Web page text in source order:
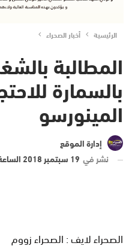
الرئيسية أخبار الصحراء
المطالبة
بالسمارة
المينورسو
إدارة الموقع
نشر في 19 سبتمبر 2018 الساعة 12 و 26 دقيقة
الصحراء لايف : الصحراء زووم